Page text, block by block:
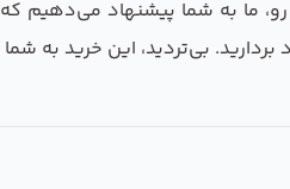
بی‌تردید، این خرید به شما